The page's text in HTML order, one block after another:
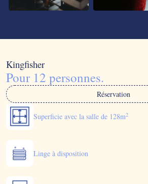
Kingfisher
Pour 12 personnes.
Réservation
Superficie avec la salle de 128m2
Linge à disposition